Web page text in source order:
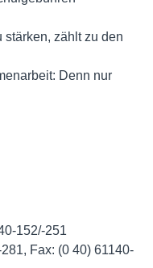
stärken, zählt zu den
Denn nur
152/-251
Fax: (0 40) 61140-